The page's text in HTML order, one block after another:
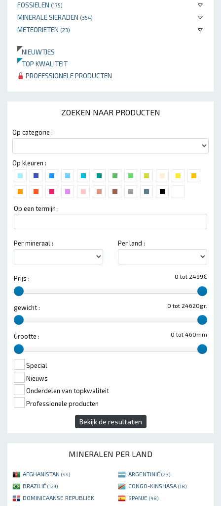
FOSSIELEN (175)
MINERALE SIERADEN (354)
METEORIETEN (23)
NIEUWTJES
TOP KWALITEIT
PROFESSIONELE PRODUCTEN
ZOEKEN NAAR PRODUCTEN
Op categorie :
Op kleuren :
Op een termijn :
Per mineraal : Per land :
0 tot 2499€
Prijs :
0 tot 24620gr.
gewicht :
0 tot 460mm
Grootte :
Special
Nieuws
Onderdelen van topkwaliteit
Professionele producten
Bekijk de resultaten
MINERALEN PER LAND
AFGHANISTAN (44) ARGENTINIË (23)
BRAZILIË (129) CONGO-KINSHASA (18)
DOMINICAANSE REPUBLIEK SPANJE (48)